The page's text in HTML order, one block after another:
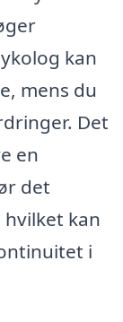
kan
mens du
Det
en
det
kan
i